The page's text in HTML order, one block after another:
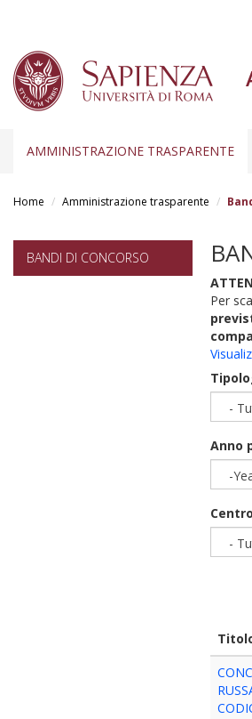
AMMINISTRAZIONE TRASPARENTE
Home Amministrazione trasparente
BANDI DI CONCORSO
Per
-
Anno
-
-